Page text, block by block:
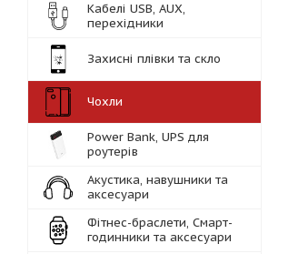
Кабелі USB, AUX,
перехідники
Захисні плівки та скло
Чохли
Power Bank, UPS для
роутерів
Акустика, навушники та
аксесуари
Фітнес-браслети, Смарт-
годинники та аксесуари